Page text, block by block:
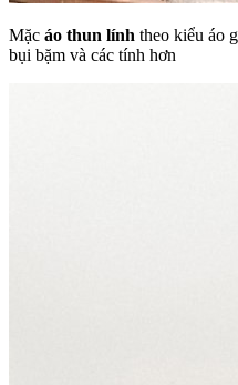
Mặc áo thun lính theo kiểu áo
bụi bặm và các tính hơn